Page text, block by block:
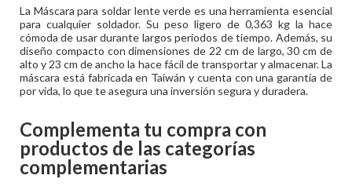
La Máscara para soldar lente verde es una herramienta esencial
para cualquier soldador. Su peso ligero de 0,363 kg la hace
cómoda de usar durante largos períodos de tiempo. Además, su
diseño compacto con dimensiones de 22 cm de largo, 30 cm de
alto y 23 cm de ancho la hace fácil de transportar y almacenar. La
máscara está fabricada en Taiwán y cuenta con una garantía de
por vida, lo que te asegura una inversión segura y duradera.
Complementa tu compra con
productos de las categorías
complementarias